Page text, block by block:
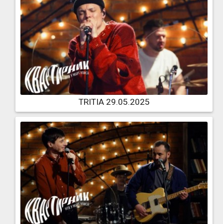
TRITIA 29.05.2025